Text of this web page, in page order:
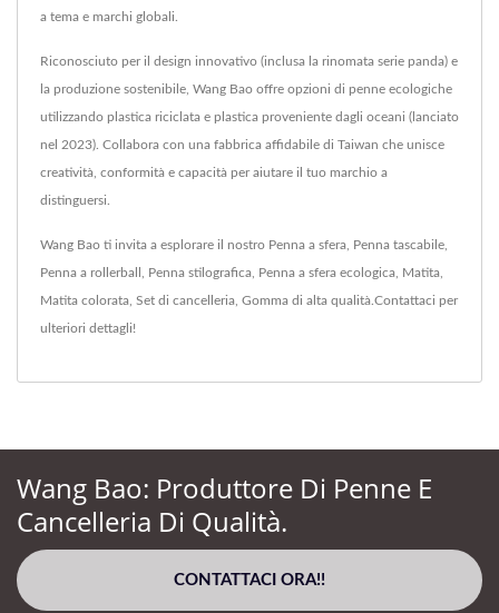
a tema e marchi globali.
Riconosciuto per il design innovativo (inclusa la rinomata serie panda) e
la produzione sostenibile, Wang Bao offre opzioni di penne ecologiche
utilizzando plastica riciclata e plastica proveniente dagli oceani (lanciato
nel 2023). Collabora con una fabbrica affidabile di Taiwan che unisce
creatività, conformità e capacità per aiutare il tuo marchio a
distinguersi.
Wang Bao ti invita a esplorare il nostro Penna a sfera Penna tascabile
Penna a rollerball Penna stilografica Penna a sfera ecologica Matita
Matita colorata Set di cancelleria Gomma di alta qualità. Contattaci per
ulteriori dettagli!
Wang Bao: Produttore Di Penne E
Cancelleria Di Qualità.
CONTATTACI ORA!!